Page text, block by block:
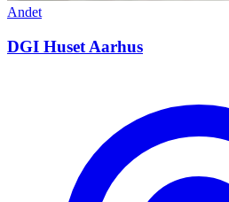
Andet
DGI Huset Aarhus